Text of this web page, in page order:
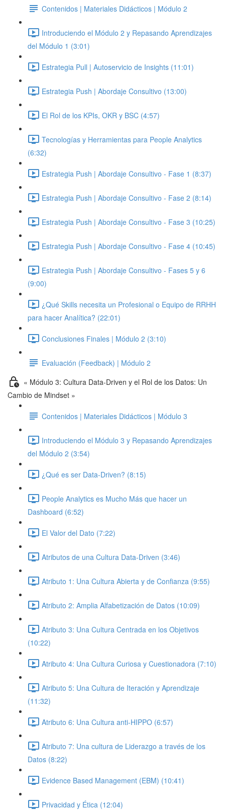
Contenidos | Materiales Didácticos | Módulo 2
Introduciendo el Módulo 2 y Repasando Aprendizajes
del Módulo 1 (3:01)
Estrategia Pull | Autoservicio de Insights (11:01)
Estrategia Push | Abordaje Consultivo (13:00)
El Rol de los KPIs, OKR y BSC (4:57)
Tecnologías y Herramientas para People Analytics
(6:32)
Estrategia Push | Abordaje Consultivo - Fase 1 (8:37)
Estrategia Push | Abordaje Consultivo - Fase 2 (8:14)
Estrategia Push | Abordaje Consultivo - Fase 3 (10:25)
Estrategia Push | Abordaje Consultivo - Fase 4 (10:45)
Estrategia Push | Abordaje Consultivo - Fases 5 y 6
(9:00)
¿Qué Skills necesita un Profesional o Equipo de RRHH
para hacer Analítica? (22:01)
Conclusiones Finales | Módulo 2 (3:10)
Evaluación (Feedback) | Módulo 2
« Módulo 3: Cultura Data-Driven y el Rol de los Datos: Un
Cambio de Mindset »
Contenidos | Materiales Didácticos | Módulo 3
Introduciendo el Módulo 3 y Repasando Aprendizajes
del Módulo 2 (3:54)
¿Qué es ser Data-Driven? (8:15)
People Analytics es Mucho Más que hacer un
Dashboard (6:52)
El Valor del Dato (7:22)
Atributos de una Cultura Data-Driven (3:46)
Atributo 1: Una Cultura Abierta y de Confianza (9:55)
Atributo 2: Amplia Alfabetización de Datos (10:09)
Atributo 3: Una Cultura Centrada en los Objetivos
(10:22)
Atributo 4: Una Cultura Curiosa y Cuestionadora (7:10)
Atributo 5: Una Cultura de Iteración y Aprendizaje
(11:32)
Atributo 6: Una Cultura anti-HIPPO (6:57)
Atributo 7: Una cultura de Liderazgo a través de los
Datos (8:22)
Evidence Based Management (EBM) (10:41)
Privacidad y Ética (12:04)